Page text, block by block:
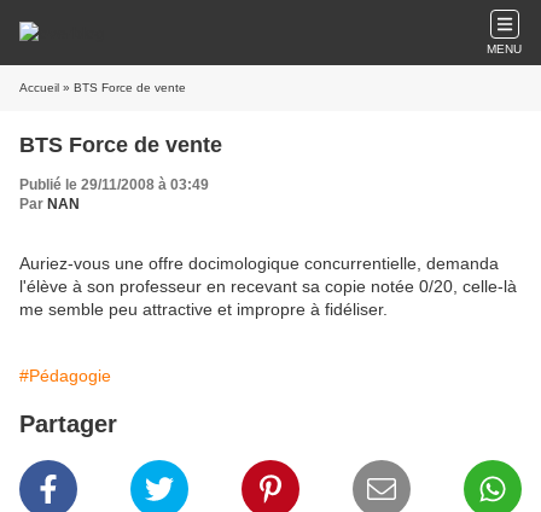
MENU
Accueil » BTS Force de vente
BTS Force de vente
Publié le 29/11/2008 à 03:49
Par NAN
Auriez-vous une offre docimologique concurrentielle, demanda
l'élève à son professeur en recevant sa copie notée 0/20, celle-là
me semble peu attractive et impropre à fidéliser.
#Pédagogie
Partager